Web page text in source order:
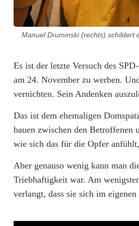
n
S
t
r
a
ß
:
D
Manuel Druminski (rechts) schildert
Es ist der letzte Versuch des
am 24. November zu werben.
vernichten. Sein Andenken
Das ist dem ehemaligen
bauen zwischen den Betroffenen
wie sich das für die Opfer
Aber genauso wenig kann man
Triebhaftigkeit war. Am
verlangt, dass sie sich im